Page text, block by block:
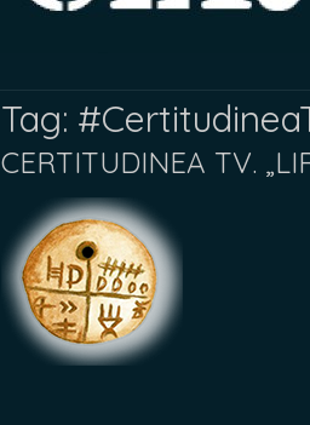
Tag:
CERTITUDINEA TV.